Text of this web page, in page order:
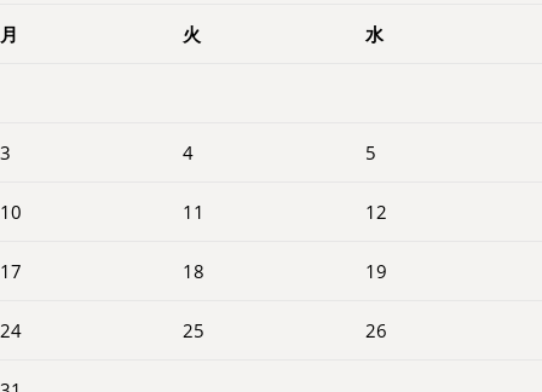
月 火 水
3 4 5
10 11 12
17 18 19
24 25 26